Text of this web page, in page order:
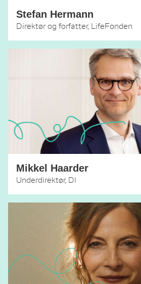
Stefan Hermann
Direktør og forfatter, LifeFonden
Mikkel Haarder
Underdirektør, DI